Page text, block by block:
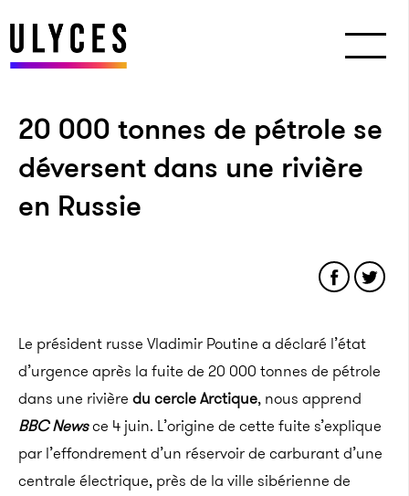
20 000 tonnes de pétrole se
déversent dans une rivière
en Russie
Le président russe Vladimir Poutine a déclaré l’état
d’urgence après la fuite de 20 000 tonnes de pétrole
dans une rivière du cercle Arctique, nous apprend
BBC Newsce 4 juin. L’origine de cette fuite s’explique
par l’effondrement d’un réservoir de carburant d’une
centrale électrique, près de la ville sibérienne de